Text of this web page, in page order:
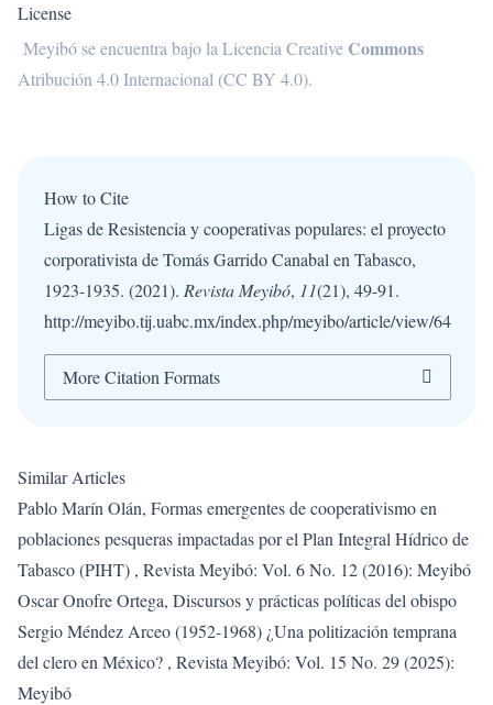
License
Meyibó se encuentra bajo la Licencia Creative Commons
Atribución 4.0 Internacional (CC BY 4.0).
How to Cite
Ligas de Resistencia y cooperativas populares: el proyecto
corporativista de Tomás Garrido Canabal en Tabasco,
1923-1935. (2021). Revista Meyibó, 11(21), 49-91.
http://meyibo.tij.uabc.mx/index.php/meyibo/article/view/64
More Citation Formats
Similar Articles
Pablo Marín Olán, Formas emergentes de cooperativismo en
poblaciones pesqueras impactadas por el Plan Integral Hídrico de
Tabasco (PIHT) , Revista Meyibó: Vol. 6 No. 12 (2016): Meyibó
Oscar Onofre Ortega, Discursos y prácticas políticas del obispo
Sergio Méndez Arceo (1952-1968) ¿Una politización temprana
del clero en México? , Revista Meyibó: Vol. 15 No. 29 (2025):
Meyibó